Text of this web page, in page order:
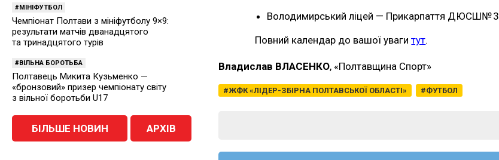
Володимирський ліцей — Прикарпаття ДЮСШ№ 3
Повний календар до вашої увагитут.
Владислав ВЛАСЕНКО, «Полтавщина Спорт»
ЖФК «ЛІДЕР-ЗБІРНА ПОЛТАВСЬКОЇ ОБЛАСТІ» ФУТБОЛ
МІНІФУТБОЛ
Чемпіонат Полтави з мініфутболу 9×9:
результати матчів дванадцятого
та тринадцятого турів
ВІЛЬНА БОРОТЬБА
Полтавець Микита Кузьменко —
«бронзовий» призер чемпіонату світу
з вільної боротьби U17
БІЛЬШЕ НОВИН АРХІВ